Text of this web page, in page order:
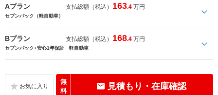
Aプラン 支払総額（税込） 163.4 万円
セブンパック（軽自動車）
Bプラン 支払総額（税込） 168.4 万円
セブンパック+安心1年保証 軽自動車
無
料
見積もり・在庫確認